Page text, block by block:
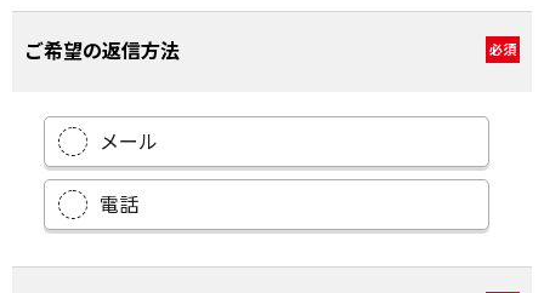
ご希望の返信方法 必須
メール
電話